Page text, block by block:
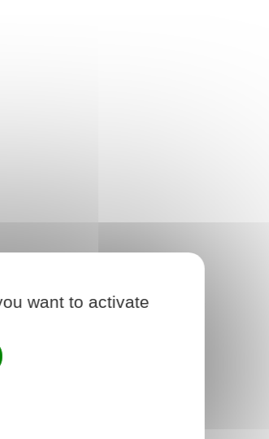
want to activate